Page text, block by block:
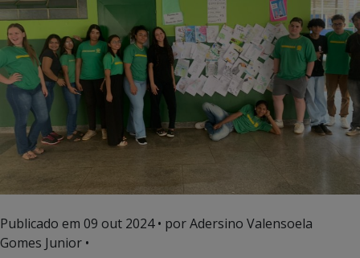
Publicado em 09 out 2024• por Adersino Valensoela
Gomes Junior •